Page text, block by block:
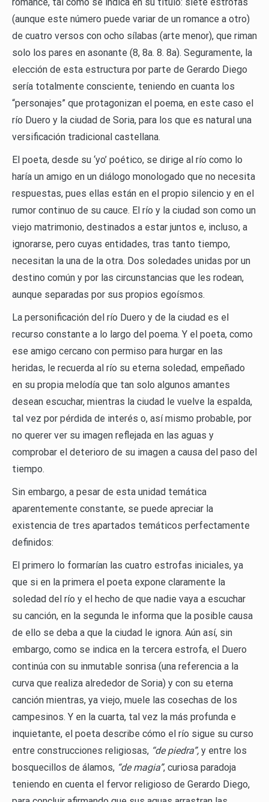
romance, tal como se indica en su título: siete estrofas
(aunque este número puede variar de un romance a otro)
de cuatro versos con ocho sílabas (arte menor), que riman
solo los pares en asonante (8, 8a. 8. 8a). Seguramente, la
elección de esta estructura por parte de Gerardo Diego
sería totalmente consciente, teniendo en cuanta los
“personajes” que protagonizan el poema, en este caso el
río Duero y la ciudad de Soria, para los que es natural una
versificación tradicional castellana.
El poeta, desde su ‘yo’ poético, se dirige al río como lo
haría un amigo en un diálogo monologado que no necesita
respuestas, pues ellas están en el propio silencio y en el
rumor continuo de su cauce. El río y la ciudad son como un
viejo matrimonio, destinados a estar juntos e, incluso, a
ignorarse, pero cuyas entidades, tras tanto tiempo,
necesitan la una de la otra. Dos soledades unidas por un
destino común y por las circunstancias que les rodean,
aunque separadas por sus propios egoísmos.
La personificación del río Duero y de la ciudad es el
recurso constante a lo largo del poema. Y el poeta, como
ese amigo cercano con permiso para hurgar en las
heridas, le recuerda al río su eterna soledad, empeñado
en su propia melodía que tan solo algunos amantes
desean escuchar, mientras la ciudad le vuelve la espalda,
tal vez por pérdida de interés o, así mismo probable, por
no querer ver su imagen reflejada en las aguas y
comprobar el deterioro de su imagen a causa del paso del
tiempo.
Sin embargo, a pesar de esta unidad temática
aparentemente constante, se puede apreciar la
existencia de tres apartados temáticos perfectamente
definidos:
El primero lo formarían las cuatro estrofas iniciales, ya
que si en la primera el poeta expone claramente la
soledad del río y el hecho de que nadie vaya a escuchar
su canción, en la segunda le informa que la posible causa
de ello se deba a que la ciudad le ignora. Aún así, sin
embargo, como se indica en la tercera estrofa, el Duero
continúa con su inmutable sonrisa (una referencia a la
curva que realiza alrededor de Soria) y con su eterna
canción mientras, ya viejo, muele las cosechas de los
campesinos. Y en la cuarta, tal vez la más profunda e
inquietante, el poeta describe cómo el río sigue su curso
entre construcciones religiosas, “de piedra”, y entre los
bosquecillos de álamos, “de magia”, curiosa paradoja
teniendo en cuenta el fervor religioso de Gerardo Diego,